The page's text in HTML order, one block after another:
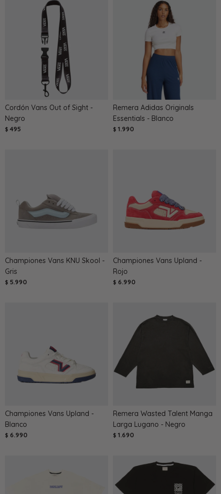
Cordón Vans Out of Sight -
Negro
$ 495
Remera Adidas Originals
Essentials - Blanco
$ 1.990
Championes Vans KNU Skool -
Gris
$ 5.990
Championes Vans Upland -
Rojo
$ 6.990
Championes Vans Upland -
Blanco
$ 6.990
Remera Wasted Talent Manga
Larga Lugano - Negro
$ 1.690